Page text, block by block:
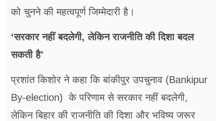
को चुनने की महत्वपूर्ण जिम्मेदारी है।
‘सरकार नहीं बदलेगी, लेकिन राजनीति की दिशा बदल
सकती है’
प्रशांत किशोर ने कहा कि बांकीपुर उपचुनाव (Bankipur
By-election) के परिणाम से सरकार नहीं बदलेगी,
लेकिन बिहार की राजनीति की दिशा और भविष्य जरूर